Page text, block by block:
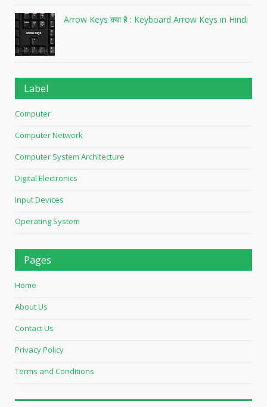
Arrow Keys क्या है : Keyboard Arrow Keys in Hindi
Label
Computer
Computer Network
Computer System Architecture
Digital Electronics
Input Devices
Operating System
Pages
Home
About Us
Contact Us
Privacy Policy
Terms and Conditions